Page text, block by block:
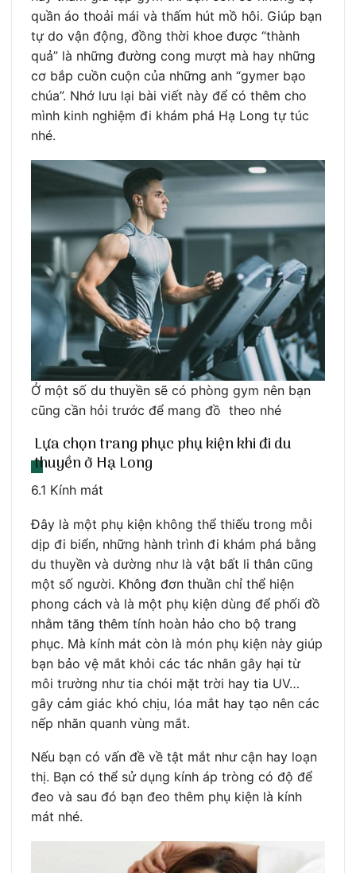
quần áo thoải mái và thấm hút mồ hôi. Giúp bạn
tự do vận động, đồng thời khoe được “thành
quả” là những đường cong mượt mà hay những
cơ bắp cuồn cuộn của những anh “gymer bạo
chúa”. Nhớ lưu lại bài viết này để có thêm cho
mình kinh nghiệm đi khám phá Hạ Long tự túc
nhé.
Ở một số du thuyền sẽ có phòng gym nên bạn
cũng cần hỏi trước để mang đồ theo nhé
Lựa chọn trang phục phụ kiện khi đi du
thuyền ở Hạ Long
6.1 Kính mát
Đây là một phụ kiện không thể thiếu trong mỗi
dịp đi biển, những hành trình đi khám phá bằng
du thuyền và dường như là vật bất li thân cũng
một số người. Không đơn thuần chỉ thể hiện
phong cách và là một phụ kiện dùng để phối đồ
nhằm tăng thêm tính hoàn hảo cho bộ trang
phục. Mà kính mát còn là món phụ kiện này giúp
bạn bảo vệ mắt khỏi các tác nhân gây hại từ
môi trường như tia chói mặt trời hay tia UV…
gây cảm giác khó chịu, lóa mắt hay tạo nên các
nếp nhăn quanh vùng mắt.
Nếu bạn có vấn đề về tật mắt như cận hay loạn
thị. Bạn có thể sử dụng kính áp tròng có độ để
đeo và sau đó bạn đeo thêm phụ kiện là kính
mát nhé.